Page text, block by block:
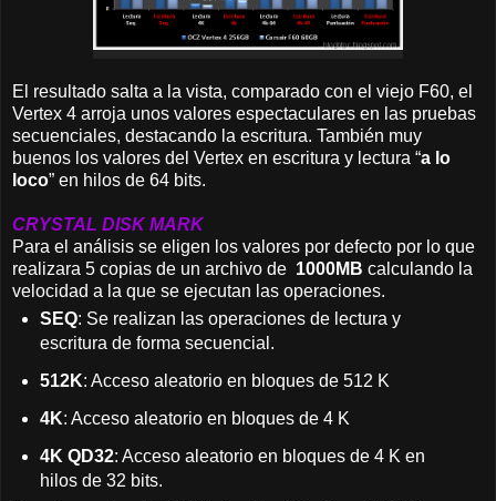
El resultado salta a la vista, comparado con el viejo F60, el
Vertex 4 arroja unos valores espectaculares en las pruebas
secuenciales, destacando la escritura. También muy
buenos los valores del Vertex en escritura y lectura “a lo
loco” en hilos de 64 bits.
CRYSTAL DISK MARK
Para el análisis se eligen los valores por defecto por lo que
realizara 5 copias de un archivo de 1000MB calculando la
velocidad a la que se ejecutan las operaciones.
SEQ: Se realizan las operaciones de lectura y
escritura de forma secuencial.
512K: Acceso aleatorio en bloques de 512 K
4K: Acceso aleatorio en bloques de 4 K
4K QD32: Acceso aleatorio en bloques de 4 K en
hilos de 32 bits.